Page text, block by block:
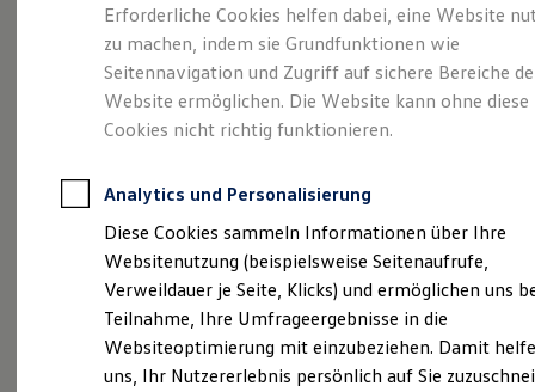
Leasing
Leasing-Angebote
Gebrauchtwagen Leasing
Junge Gebrauchtwagen-Leasing
Elektroauto Leasing
Kleinwagen-Leasing
Leasing ohne Anzahlung
Autokredit mit Schlussrate
Versicherungen und Garantien
Kfz-Versicherung
Restschuldversicherungen
Garantien
Wartungsverträge
Geschäftskunden
Professional Class bei Volkswagen
Großkunden
Behörden
Gepflegt, geprüft und
für gut befunden.
Volkswagen
Zertifizierte
Gebrauchtwagen.
Erforderliche Cookies helfen dabei, eine Website
zu machen, indem sie Grundfunktionen wie
Seitennavigation und Zugriff auf sichere Bereiche
Website ermöglichen. Die Website kann ohne diese
Cookies nicht richtig funktionieren.
Analytics und Personalisierung
Diese Cookies sammeln Informationen über Ihre
Websitenutzung (beispielsweise Seitenaufrufe,
Verweildauer je Seite, Klicks) und ermöglichen uns
Teilnahme, Ihre Umfrageergebnisse in die
Websiteoptimierung mit einzubeziehen. Damit
uns, Ihr Nutzererlebnis persönlich auf Sie